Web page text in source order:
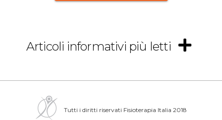
Articoli informativi più letti
Tutti i diritti riservati Fisioterapia Italia 2018